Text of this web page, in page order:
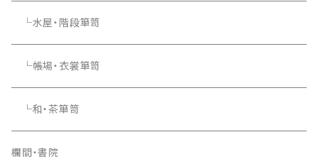
└水屋・階段箪笥
└帳場・衣裳箪笥
└和・茶箪笥
欄間・書院